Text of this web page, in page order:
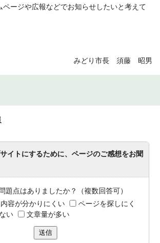
ページや広報などでお知らせしたいと考えて
みどり市長 須藤 昭男
イトにするために、ページのご感想をお聞
題点はありましたか？（複数回答可）
内容が分かりにくい
ページを探しにく
い 文章量が多い
送信